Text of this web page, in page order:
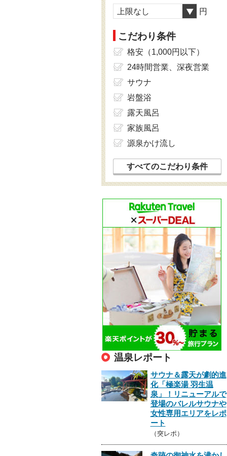
上限なし 円
こだわり条件
格安（1,000円以下）
24時間営業、深夜営業
サウナ
岩盤浴
露天風呂
家族風呂
源泉かけ流し
すべてのこだわり条件
温泉レポート
サウナ＆露天が劇的進
化「極楽湯 羽生温
泉」！リニューアルで
登場のバレルサウナや
女性専用エリアをレポ
ート
（突レポ）